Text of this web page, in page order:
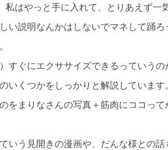
はやっと手に入れて、とりあえず一
い説明なんかはしないでマネして踊ろ
すぐにエクササイズできるっていうの
いくつかをしっかりと解説しています
をまりなさんの写真＋筋肉にココっ
いう見開きの漫画や、だんな様との話